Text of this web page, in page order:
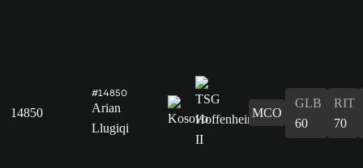
14850
#14850
Arian
Llugiqi
MCO
GLB
60
RIT
70